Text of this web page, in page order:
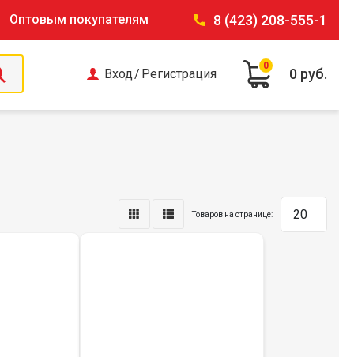
Оптовым покупателям 8 (423) 208-555-1
Вход / Регистрация 0 руб.
0
Товаров на странице: